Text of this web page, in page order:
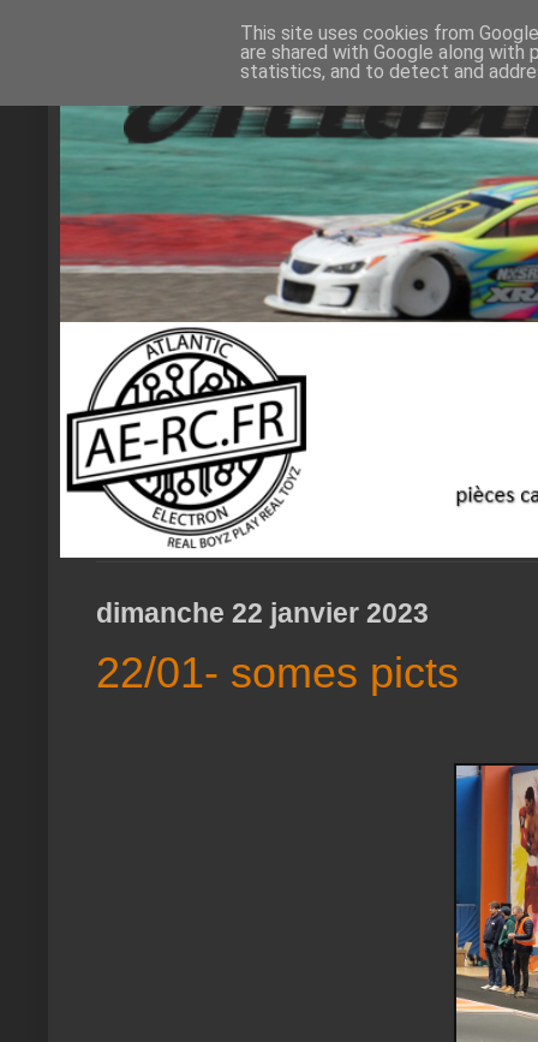
dimanche 22 janvier 2023
22/01- somes picts
This site uses cookies from
are shared with Google along
statistics, and to detect and